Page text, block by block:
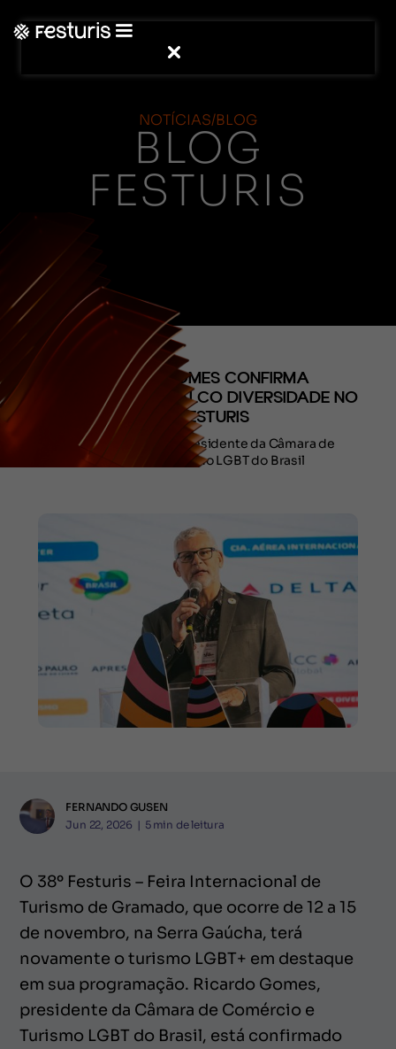
NOTÍCIAS/BLOG
BLOG
FESTURIS
(CONTEÚDO)
RICARDO GOMES CONFIRMA
CURADORIA DO PALCO DIVERSIDADE NO
38º FESTURIS
Ricardo Gomes é o presidente da Câmara de
Comércio e Turismo LGBT do Brasil
FERNANDO GUSEN
Jun 22, 2026 | 5 min de leitura
O 38º Festuris – Feira Internacional de
Turismo de Gramado, que ocorre de 12 a 15
de novembro, na Serra Gaúcha, terá
novamente o turismo LGBT+ em destaque
em sua programação. Ricardo Gomes,
presidente da Câmara de Comércio e
Turismo LGBT do Brasil, está confirmado